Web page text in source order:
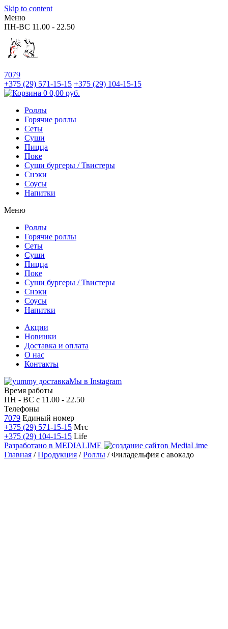
Skip to content
Меню
ПН-ВС 11.00 - 22.50
7079
+375 (29) 571-15-15 +375 (29) 104-15-15
0 0,00 руб.
Роллы
Горячие роллы
Сеты
Суши
Пицца
Поке
Суши бургеры / Твистеры
Снэки
Соусы
Напитки
Меню
Роллы
Горячие роллы
Сеты
Суши
Пицца
Поке
Суши бургеры / Твистеры
Снэки
Соусы
Напитки
Акции
Новинки
Доставка и оплата
О нас
Контакты
Мы в Instagram
Время работы
ПН - ВС с 11.00 - 22.50
Телефоны
7079 Единый номер
+375 (29) 571-15-15 Мтс
+375 (29) 104-15-15 Life
Разработано в MEDIALIME
Главная /Продукция /Роллы /Филадельфия с авокадо